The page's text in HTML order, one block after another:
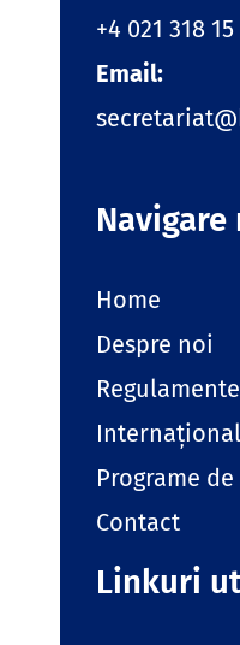
+4 021 318
Email:
Navigare
Home
Despre noi
Regulamente
Internațional
Programe
Contact
Linkuri